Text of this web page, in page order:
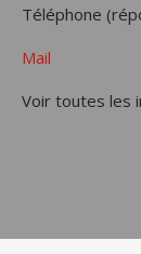
Téléphone
Mail
Voir toutes les